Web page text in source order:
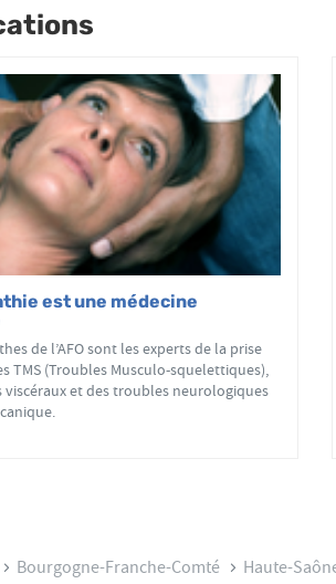
le droit d'user du titre d’ostéopathe et
est une médecine
de l’AFO sont les experts de la prise
TMS (Troubles Musculo-squelettiques),
et des troubles neurologiques
Bourgogne-Franche-Comté Haute-